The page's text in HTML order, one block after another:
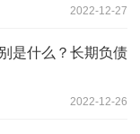
2022-12-27
是什么？长期负债
2022-12-26